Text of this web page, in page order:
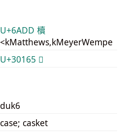
U+6ADD 櫝
<kMatthews,kMeyerWempe
U+30165 𰅥
duk6
case; casket